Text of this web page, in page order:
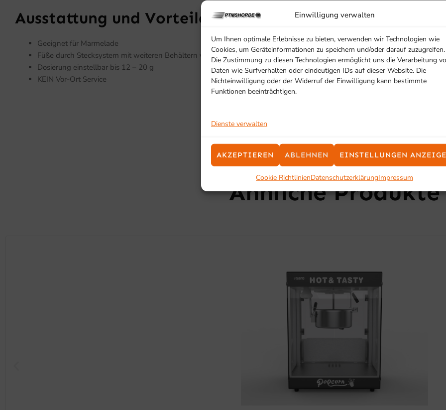
Einwilligung verwalten
Um Ihnen optimale Erlebnisse zu bieten, verwenden wir Technologien wie
Cookies, um Geräteinformationen zu speichern und/oder darauf zuzugreifen.
Die Zustimmung zu diesen Technologien ermöglicht uns die Verarbeitung
Daten wie Surfverhalten oder eindeutigen IDs auf dieser Website. Die
Nichteinwilligung oder der Widerruf der Einwilligung kann bestimmte
Funktionen beeinträchtigen.
Dienste verwalten
AKZEPTIEREN ABLEHNEN EINSTELLUNGEN
Cookie RichtlinienDatenschutzerklärungImpressum
Ausstattung und Vorteile
Geeignet für Marmelade
Füße durch Stecksystem mit weiteren Behältern verbindbar
Dosierung einstellbar bis 12 – 20 g
KEIN Vor-Ort Service
SCHON GESEHEN?
Ähnliche Produkte